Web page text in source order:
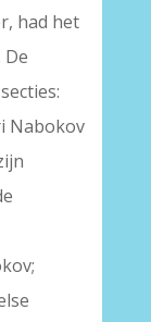
had het
Nabokov